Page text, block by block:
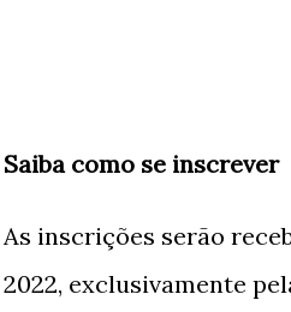
Saiba como se inscrever
As inscrições serão
2022, exclusivamente